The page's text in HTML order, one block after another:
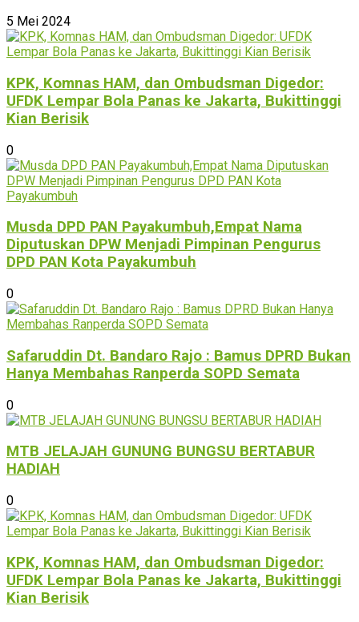
5 Mei 2024
KPK, Komnas HAM, dan Ombudsman Digedor:
UFDK Lempar Bola Panas ke Jakarta, Bukittinggi
Kian Berisik
0
Musda DPD PAN Payakumbuh,Empat Nama
Diputuskan DPW Menjadi Pimpinan Pengurus
DPD PAN Kota Payakumbuh
0
Safaruddin Dt. Bandaro Rajo : Bamus DPRD Bukan
Hanya Membahas Ranperda SOPD Semata
0
MTB JELAJAH GUNUNG BUNGSU BERTABUR
HADIAH
0
KPK, Komnas HAM, dan Ombudsman Digedor:
UFDK Lempar Bola Panas ke Jakarta, Bukittinggi
Kian Berisik